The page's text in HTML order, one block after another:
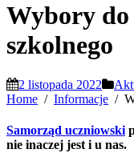
Wybory do
szkolnego
2 listopada 2022
Home
Informacje
Samorząd uczniowski
nie inaczej jest i u nas.